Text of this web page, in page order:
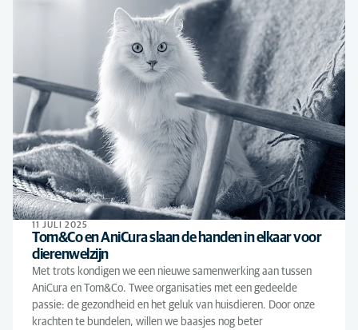
11 JULI 2025
Tom&Co en AniCura slaan de handen in elkaar voor
dierenwelzijn
Met trots kondigen we een nieuwe samenwerking aan tussen
AniCura en Tom&Co. Twee organisaties met een gedeelde
passie: de gezondheid en het geluk van huisdieren. Door onze
krachten te bundelen, willen we baasjes nog beter